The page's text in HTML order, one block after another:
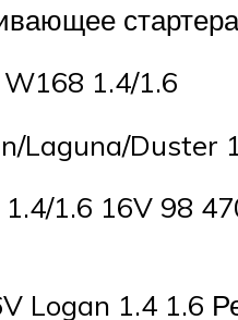
стартера
1.4/1.6
Laguna/Duster
1.6 16V 98
Logan 1.4 1.6